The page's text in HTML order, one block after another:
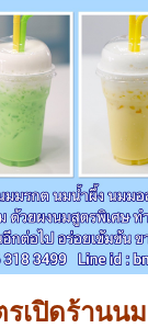
เปิดร้านน